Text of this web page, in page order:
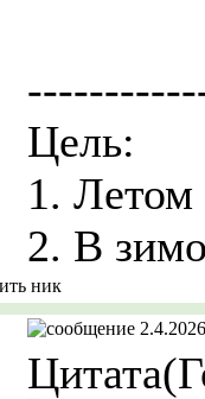
Цель:
1.
2. В